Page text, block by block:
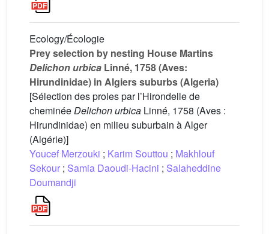
Ecology/Écologie
Prey selection by nesting House Martins
Delichon urbica Linné, 1758 (Aves:
Hirundinidae) in Algiers suburbs (Algeria)
[Sélection des proies par l’Hirondelle de
cheminéeDelichon urbica Linné, 1758 (Aves :
Hirundinidae) en milieu suburbain à Alger
(Algérie)]
Youcef Merzouki ; Karim Souttou ; Makhlouf
Sekour ; Samia Daoudi-Hacini ; Salaheddine
Doumandji